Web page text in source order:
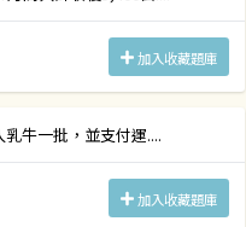
加入收藏題庫
牛一批，並支付運....
加入收藏題庫